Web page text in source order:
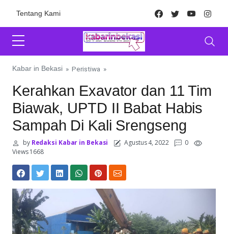
Tentang Kami Facebook
TwitterYoutube
Kabar in Bekasi » Peristiwa »
Kerahkan Exavator dan 11 Tim
Biawak, UPTD II Babat Habis
Sampah Di Kali Srengseng
byRedaksi Kabar in Bekasi Agustus 4, 2022
0
Views 1668